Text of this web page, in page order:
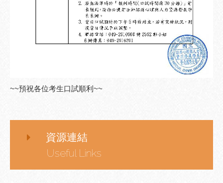
~~預祝各位考生口試順利~~
資源連結
Useful Links